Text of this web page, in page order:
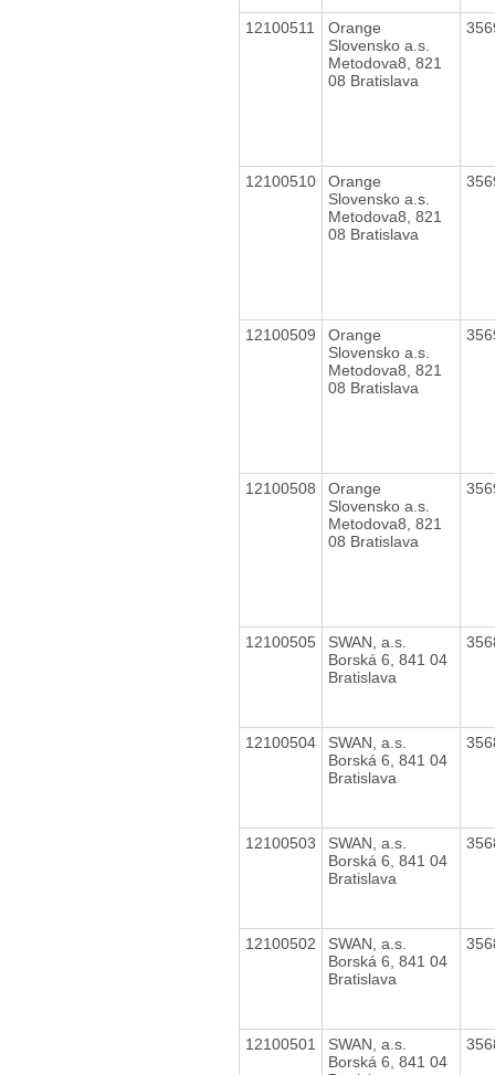
12100511
Orange
Slovensko a.s.
Metodova8, 821
08 Bratislava
12100510
Orange
Slovensko a.s.
Metodova8, 821
08 Bratislava
12100509
Orange
Slovensko a.s.
Metodova8, 821
08 Bratislava
12100508
Orange
Slovensko a.s.
Metodova8, 821
08 Bratislava
12100505
SWAN, a.s.
Borská 6, 841 04
Bratislava
12100504
SWAN, a.s.
Borská 6, 841 04
Bratislava
12100503
SWAN, a.s.
Borská 6, 841 04
Bratislava
12100502
SWAN, a.s.
Borská 6, 841 04
Bratislava
12100501
SWAN, a.s.
Borská 6, 841 04